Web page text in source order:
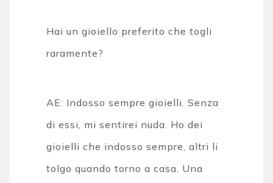
Hai un gioiello preferito che togli
raramente?
AE: Indosso sempre gioielli. Senza
di essi, mi sentirei nuda. Ho dei
gioielli che indosso sempre, altri li
tolgo quando torno a casa. Una